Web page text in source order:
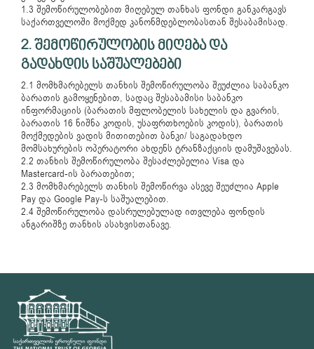
1.3 შემოწირულობებით მიღებულ თანხას ფონდი განკარგავს
საქართველოში მოქმედ კანონმდებლობასთან შესაბამისად.
2. შემოწირულობის მიღება და
გადახდის საშუალებები
2.1 მომხმარებელს თანხის შემოწირულობა შეუძლია საბანკო
ბარათის გამოყენებით, სადაც შესაბამისი საბანკო
ინფორმაციის (ბარათის მფლობელის სახელის და გვარის,
ბარათის 16 ნიშნა კოდის, უსაფრთხოების კოდის), ბარათის
მოქმედების ვადის მითითებით ბანკი/ საგადახდო
მომსახურების ოპერატორი ახდენს ტრანზაქციის დამუშავებას.
2.2 თანხის შემოწირულობა შესაძლებელია Visa და
Mastercard-ის ბარათებით;
2.3 მომხმარებელს თანხის შემოწირვა ასევე შეუძლია Apple
Pay და Google Pay-ს საშუალებით.
2.4 შემოწირულობა დასრულებულად ითვლება ფონდის
ანგარიშზე თანხის ასახვისთანავე.